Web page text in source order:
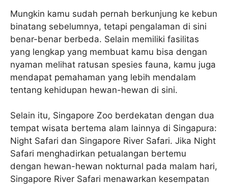
Mungkin kamu sudah pernah berkunjung ke kebun
binatang sebelumnya, tetapi pengalaman di sini
benar-benar berbeda. Selain memiliki fasilitas
yang lengkap yang membuat kamu bisa dengan
nyaman melihat ratusan spesies fauna, kamu juga
mendapat pemahaman yang lebih mendalam
tentang kehidupan hewan-hewan di sini.
Selain itu, Singapore Zoo berdekatan dengan dua
tempat wisata bertema alam lainnya di Singapura:
Night Safari dan Singapore River Safari. Jika Night
Safari menghadirkan petualangan bertemu
dengan hewan-hewan nokturnal pada malam hari,
Singapore River Safari menawarkan kesempatan